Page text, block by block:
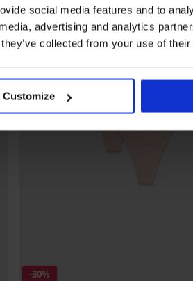
social media features and to
advertising and analytics
collected from your use of
Customize
-30%